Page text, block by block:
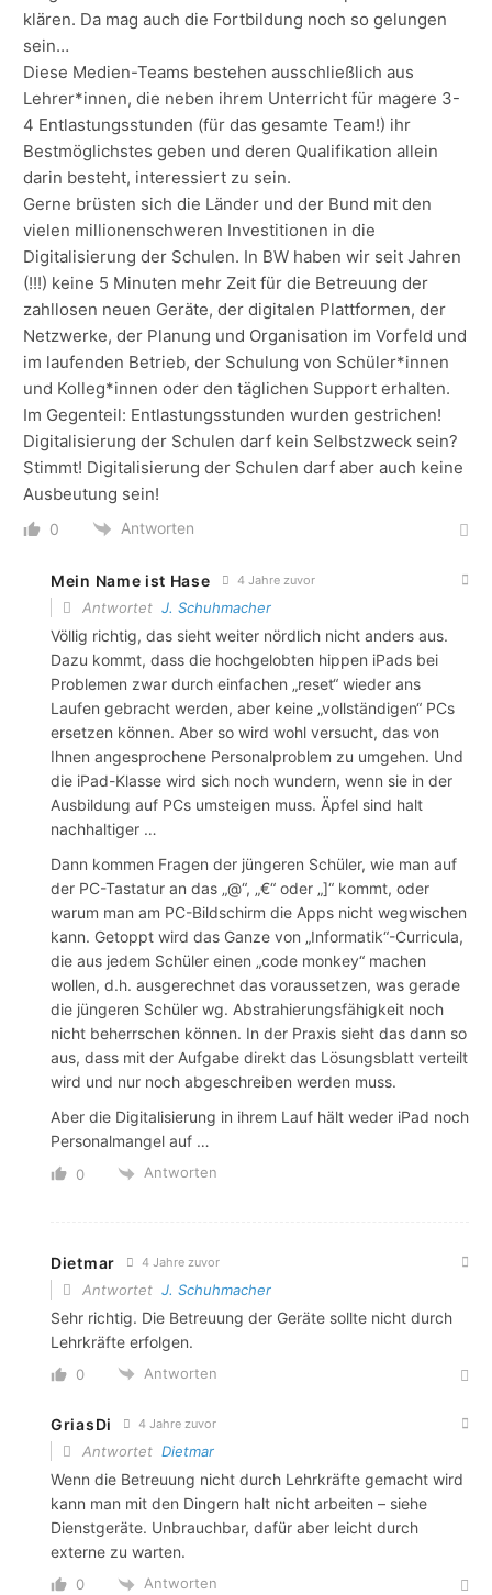
klären. Da mag auch die Fortbildung noch so gelungen
sein…
Diese Medien-Teams bestehen ausschließlich aus
Lehrer*innen, die neben ihrem Unterricht für magere 3-
4 Entlastungsstunden (für das gesamte Team!) ihr
Bestmöglichstes geben und deren Qualifikation allein
darin besteht, interessiert zu sein.
Gerne brüsten sich die Länder und der Bund mit den
vielen millionenschweren Investitionen in die
Digitalisierung der Schulen. In BW haben wir seit Jahren
(!!!) keine 5 Minuten mehr Zeit für die Betreuung der
zahllosen neuen Geräte, der digitalen Plattformen, der
Netzwerke, der Planung und Organisation im Vorfeld und
im laufenden Betrieb, der Schulung von Schüler*innen
und Kolleg*innen oder den täglichen Support erhalten.
Im Gegenteil: Entlastungsstunden wurden gestrichen!
Digitalisierung der Schulen darf kein Selbstzweck sein?
Stimmt! Digitalisierung der Schulen darf aber auch keine
Ausbeutung sein!
0 Antworten
Mein Name ist Hase 4 Jahre zuvor
Antwortet J. Schuhmacher
Völlig richtig, das sieht weiter nördlich nicht anders aus.
Dazu kommt, dass die hochgelobten hippen iPads bei
Problemen zwar durch einfachen „reset“ wieder ans
Laufen gebracht werden, aber keine „vollständigen“ PCs
ersetzen können. Aber so wird wohl versucht, das von
Ihnen angesprochene Personalproblem zu umgehen. Und
die iPad-Klasse wird sich noch wundern, wenn sie in der
Ausbildung auf PCs umsteigen muss. Äpfel sind halt
nachhaltiger …
Dann kommen Fragen der jüngeren Schüler, wie man auf
der PC-Tastatur an das „@“, „€“ oder „]“ kommt, oder
warum man am PC-Bildschirm die Apps nicht wegwischen
kann. Getoppt wird das Ganze von „Informatik“-Curricula,
die aus jedem Schüler einen „code monkey“ machen
wollen, d.h. ausgerechnet das voraussetzen, was gerade
die jüngeren Schüler wg. Abstrahierungsfähigkeit noch
nicht beherrschen können. In der Praxis sieht das dann so
aus, dass mit der Aufgabe direkt das Lösungsblatt verteilt
wird und nur noch abgeschreiben werden muss.
Aber die Digitalisierung in ihrem Lauf hält weder iPad noch
Personalmangel auf …
0 Antworten
Dietmar 4 Jahre zuvor
Antwortet J. Schuhmacher
Sehr richtig. Die Betreuung der Geräte sollte nicht durch
Lehrkräfte erfolgen.
0 Antworten
GriasDi 4 Jahre zuvor
Antwortet Dietmar
Wenn die Betreuung nicht durch Lehrkräfte gemacht wird
kann man mit den Dingern halt nicht arbeiten – siehe
Dienstgeräte. Unbrauchbar, dafür aber leicht durch
externe zu warten.
0 Antworten